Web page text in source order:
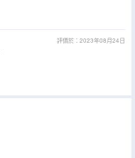
評價於：2023年08月24日